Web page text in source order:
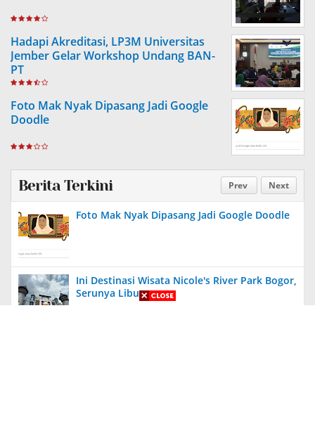
Hadapi Akreditasi, LP3M Universitas
Jember Gelar Workshop Undang BAN-
PT
Foto Mak Nyak Dipasang Jadi Google
Doodle
Prev Next
Berita Terkini
Foto Mak Nyak Dipasang Jadi Google Doodle
Ini Destinasi Wisata Nicole's River Park Bogor,
Serunya Liburan